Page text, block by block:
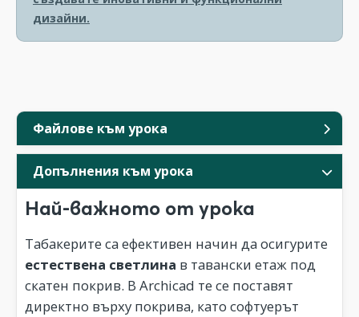
Файлове към урока
Допълнения към урока
Най-важното от урока
Табакерите са ефективен начин да осигурите
естествена светлина в тавански етаж под
скатен покрив. В Archicad те се поставят
директно върху покрива, като софтуерът
дизайни.